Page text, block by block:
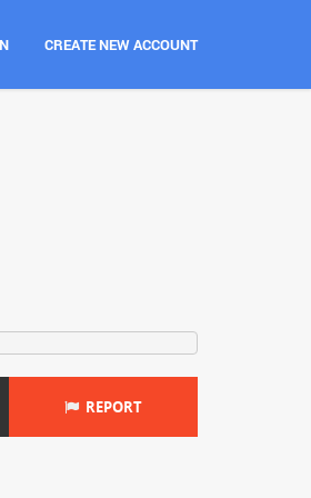
CREATE NEW ACCOUNT
REPORT